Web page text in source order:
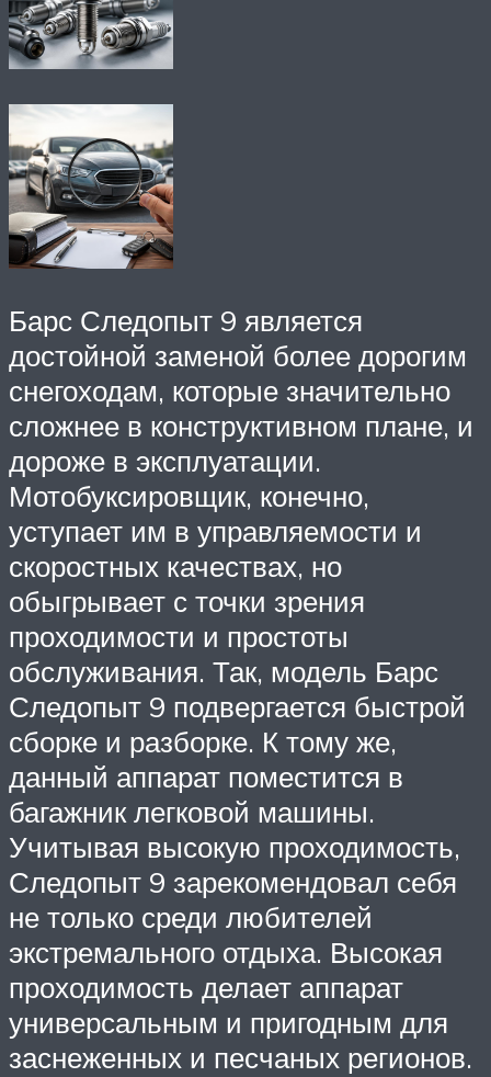
Барс Следопыт 9 является
достойной заменой более дорогим
снегоходам, которые значительно
сложнее в конструктивном плане, и
дороже в эксплуатации.
Мотобуксировщик, конечно,
уступает им в управляемости и
скоростных качествах, но
обыгрывает с точки зрения
проходимости и простоты
обслуживания. Так, модель Барс
Следопыт 9 подвергается быстрой
сборке и разборке. К тому же,
данный аппарат поместится в
багажник легковой машины.
Учитывая высокую проходимость,
Следопыт 9 зарекомендовал себя
не только среди любителей
экстремального отдыха. Высокая
проходимость делает аппарат
универсальным и пригодным для
заснеженных и песчаных регионов.